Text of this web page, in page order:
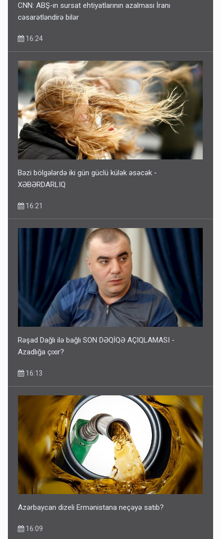
CNN: ABŞ-ın sursat ehtiyatlarının azalması İranı
cəsarətləndirə bilər
16:24
Bəzi bölgələrdə iki gün güclü külək əsəcək -
XƏBƏRDARLIQ
16:21
Rəşad Dağlı ilə bağlı SON DƏQİQƏ AÇIQLAMASI -
Azadlığa çıxır?
16:13
Azərbaycan dizeli Ermənistana neçəyə satıb?
16:09